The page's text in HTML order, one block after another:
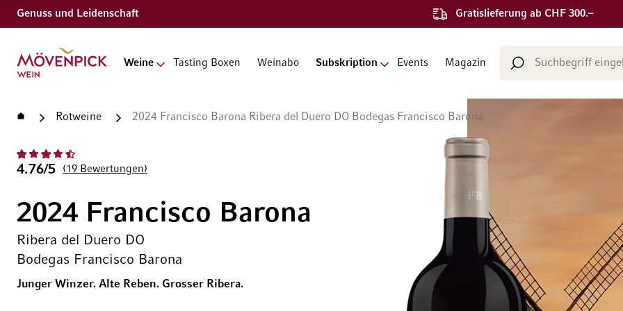
Genuss und Leidenschaft Gratislieferung ab CHF 300.–
Zur Startseite
Weine Tasting Boxen Weinabo Subskription Events Magazin
Suche
StartseiteRotweine 2024 Francisco Barona Ribera del Duero DO Bodegas Francisco Barona
4.76/5 19 Bewertungen
2024 Francisco Barona
Ribera del Duero DO
Bodegas Francisco Barona
Junger Winzer. Alte Reben. Grosser Ribera.